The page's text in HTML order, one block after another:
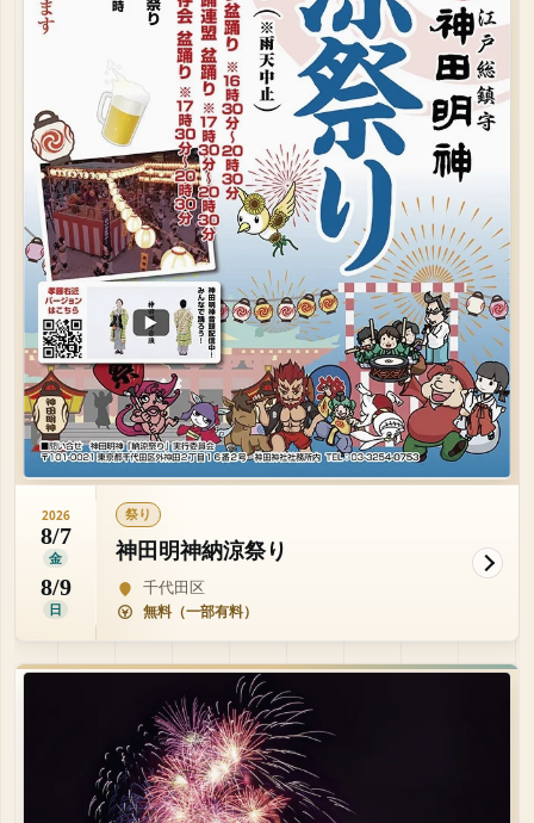
2026
8/7
金
8/9
日
祭り
神田明神納涼祭り
千代田区
無料（一部有料）